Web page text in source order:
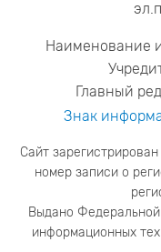
Наименование
Главный
Знак
Сайт
номер записи о
Выдано
информационных